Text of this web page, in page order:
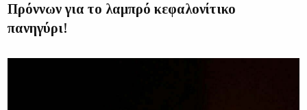
Πρόννων για το λαμπρό κεφαλονίτικο
πανηγύρι!